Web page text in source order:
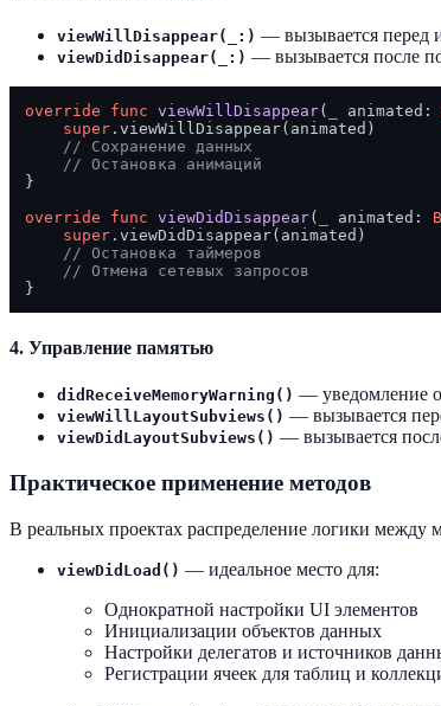
viewWillDisappear(_:) — вызывается перед
viewDidDisappear(_:) — вызывается после
override func viewWillDisappear( animated :
super .viewWillDisappear(animated)
// Сохранение данных
// Остановка анимаций
}
override
func viewDidDisappear( animated :
super .viewDidDisappear(animated)
// Остановка таймеров
// Отмена сетевых запросов
4. Управление памятью
didReceiveMemoryWarning() — уведомление о
viewWillLayoutSubviews() — вызывается
viewDidLayoutSubviews() — вызывается
Практическое применение методов
В реальных проектах распределение логики между
viewDidLoad() — идеальное место для:
Однократной настройки UI элементов
Инициализации объектов данных
Настройки делегатов и источников
Регистрации ячеек для таблиц и